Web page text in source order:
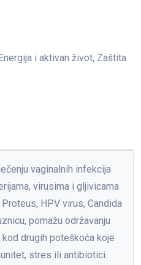
i aktivan život, Zaštita
vaginalnih infekcija
virusima i gljivicama
HPV virus, Candida
pomažu održavanju
drugih poteškoća koje
stres ili antibiotici.